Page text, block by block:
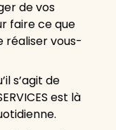
de vos
faire ce que
réaliser vous-
s’agit de
est là